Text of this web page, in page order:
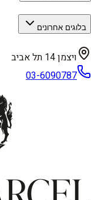
בלוגים אחרונים
ויצמן 14 תל אביב
03-6090787